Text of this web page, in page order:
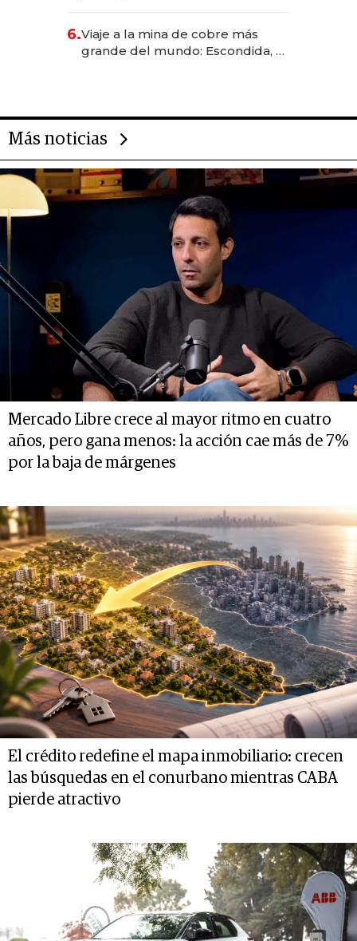
6.Viaje a la mina de cobre más
grande del mundo: Escondida, el
Más noticias
Mercado Libre crece al mayor ritmo en cuatro
años, pero gana menos: la acción cae más de 7%
por la baja de márgenes
El crédito redefine el mapa inmobiliario: crecen
las búsquedas en el conurbano mientras CABA
pierde atractivo